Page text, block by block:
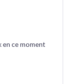
en ce moment